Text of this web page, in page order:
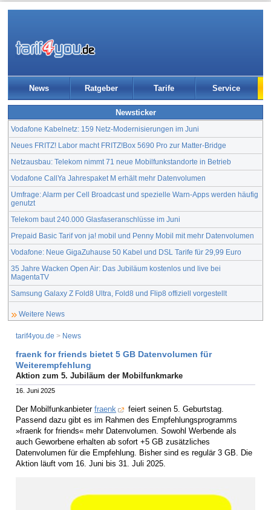
News Ratgeber Tarife Service
Newsticker
Vodafone Kabelnetz: 159 Netz-Modernisierungen im Juni
Neues FRITZ! Labor macht FRITZ!Box 5690 Pro zur Matter-Bridge
Netzausbau: Telekom nimmt 71 neue Mobilfunkstandorte in Betrieb
Vodafone CallYa Jahrespaket M erhält mehr Datenvolumen
Umfrage: Alarm per Cell Broadcast und spezielle Warn-Apps werden häufig
genutzt
Telekom baut 240.000 Glasfaseranschlüsse im Juni
Prepaid Basic Tarif von ja! mobil und Penny Mobil mit mehr Datenvolumen
Vodafone: Neue GigaZuhause 50 Kabel und DSL Tarife für 29,99 Euro
35 Jahre Wacken Open Air: Das Jubiläum kostenlos und live bei
MagentaTV
Samsung Galaxy Z Fold8 Ultra, Fold8 und Flip8 offiziell vorgestellt
Weitere News
tarif4you.de > News
fraenk for friends bietet 5 GB Datenvolumen für
Weiterempfehlung
Aktion zum 5. Jubiläum der Mobilfunkmarke
16. Juni 2025
Der Mobilfunkanbieter fraenk
feiert seinen 5. Geburtstag.
Passend dazu gibt es im Rahmen des Empfehlungsprogramms
»fraenk for friends« mehr Datenvolumen. Sowohl Werbende als
auch Geworbene erhalten ab sofort +5 GB zusätzliches
Datenvolumen für die Empfehlung. Bisher sind es regulär 3 GB. Die
Aktion läuft vom 16. Juni bis 31. Juli 2025.